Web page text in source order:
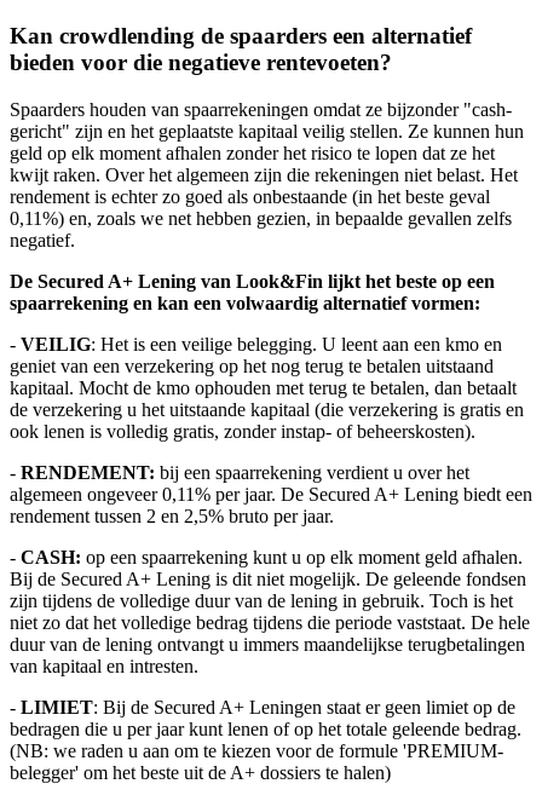
Kan crowdlending de spaarders een alternatief
bieden voor die negatieve rentevoeten?
Spaarders houden van spaarrekeningen omdat ze bijzonder "cash-
gericht" zijn en het geplaatste kapitaal veilig stellen. Ze kunnen hun
geld op elk moment afhalen zonder het risico te lopen dat ze het
kwijt raken. Over het algemeen zijn die rekeningen niet belast. Het
rendement is echter zo goed als onbestaande (in het beste geval
0,11%) en, zoals we net hebben gezien, in bepaalde gevallen zelfs
negatief.
De Secured A+ Lening van Look&Fin lijkt het beste op een
spaarrekening en kan een volwaardig alternatief vormen:
- VEILIG: Het is een veilige belegging. U leent aan een kmo en
geniet van een verzekering op het nog terug te betalen uitstaand
kapitaal. Mocht de kmo ophouden met terug te betalen, dan betaalt
de verzekering u het uitstaande kapitaal (die verzekering is gratis en
ook lenen is volledig gratis, zonder instap- of beheerskosten).
- RENDEMENT: bij een spaarrekening verdient u over het
algemeen ongeveer 0,11% per jaar. De Secured A+ Lening biedt een
rendement tussen 2 en 2,5% bruto per jaar.
- CASH: op een spaarrekening kunt u op elk moment geld afhalen.
Bij de Secured A+ Lening is dit niet mogelijk. De geleende fondsen
zijn tijdens de volledige duur van de lening in gebruik. Toch is het
niet zo dat het volledige bedrag tijdens die periode vaststaat. De hele
duur van de lening ontvangt u immers maandelijkse terugbetalingen
van kapitaal en intresten.
- LIMIET: Bij de Secured A+ Leningen staat er geen limiet op de
bedragen die u per jaar kunt lenen of op het totale geleende bedrag.
(NB: we raden u aan om te kiezen voor de formule 'PREMIUM-
belegger' om het beste uit de A+ dossiers te halen)